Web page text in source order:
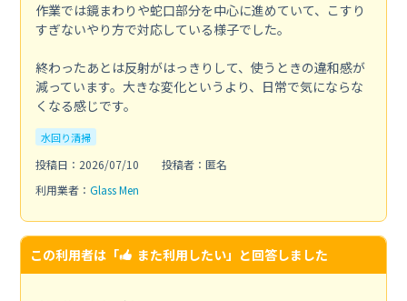
作業では鏡まわりや蛇口部分を中心に進めていて、こすり
すぎないやり方で対応している様子でした。
終わったあとは反射がはっきりして、使うときの違和感が
減っています。大きな変化というより、日常で気にならな
くなる感じです。
水回り清掃
投稿日：2026/07/10
投稿者：匿名
利用業者： Glass Men
この利用者は「 また利用したい」と回答しました